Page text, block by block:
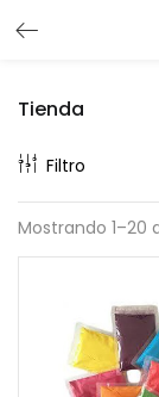
Enter your
Tienda
Filtro
Mostrando 1–20